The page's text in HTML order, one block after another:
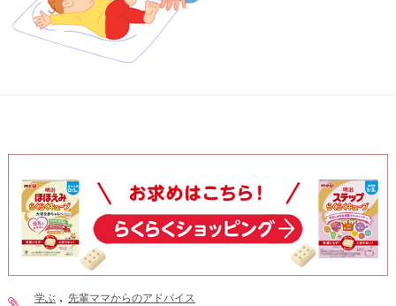
学ぶ 先輩ママからのアドバイス